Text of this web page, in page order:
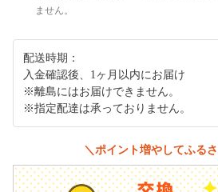
ません。
配送時期：
入金確認後、1ヶ月以内にお届け
※離島にはお届けできません。
※指定配達は承っておりません。
＼ポイント増やしてふる